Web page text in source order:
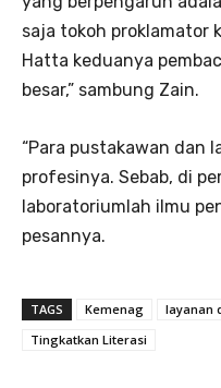
saja tokoh proklamator
Hatta keduanya
besar,” sambung Zain.
“Para pustakawan dan
profesinya. Sebab, di
laboratoriumlah ilmu
pesannya.
TAGS Kemenag layanan
Tingkatkan Literasi